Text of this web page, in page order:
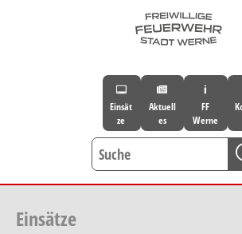
Einsät
ze
Aktuell
es
FF
Werne
Einsätze